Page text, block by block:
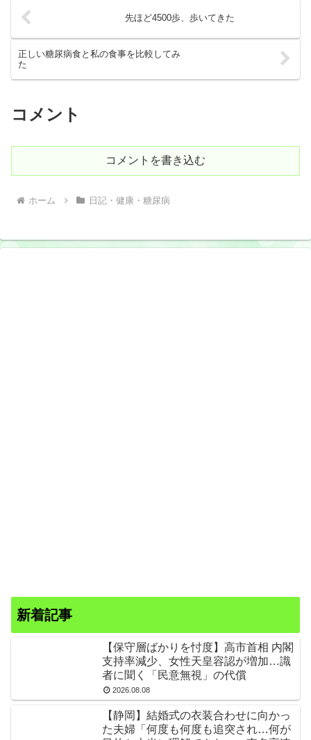
先ほど4500歩、歩いてきた
正しい糖尿病食と私の食事を比較してみ
た
コメント
コメントを書き込む
ホーム 日記・健康・糖尿病
新着記事
【保守層ばかりを忖度】高市首相 内閣
支持率減少、女性天皇容認が増加…識
者に聞く「民意無視」の代償
2026.08.08
【静岡】結婚式の衣装合わせに向かっ
た夫婦「何度も何度も追突され…何が